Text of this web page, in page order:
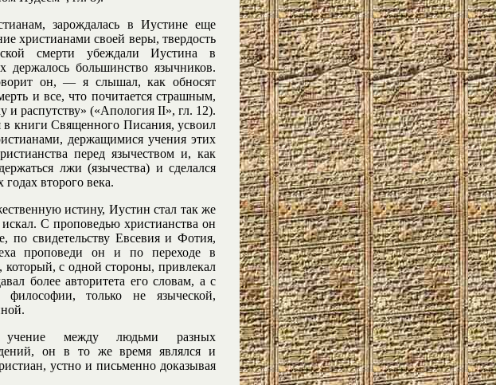
зарождалась в Иустине еще
христианами своей веры, твердость
смерти убеждали Иустина в
держалось большинство язычников.
он, — я слышал, как обносят
и все, что почитается страшным,
распутству» («Апология II», гл. 12).
в книги Священного Писания, усвоил
держащимися учения этих
перед язычеством и, как
лжи (язычества) и сделался
второго века.
истину, Иустин стал так же
С проповедью христианства он
свидетельству Евсевия и Фотия,
проповеди он и по переходе в
который, с одной стороны, привлекал
более авторитета его словам, а с
только не языческой,
учение между людьми разных
он в то же время являлся и
устно и письменно доказывая